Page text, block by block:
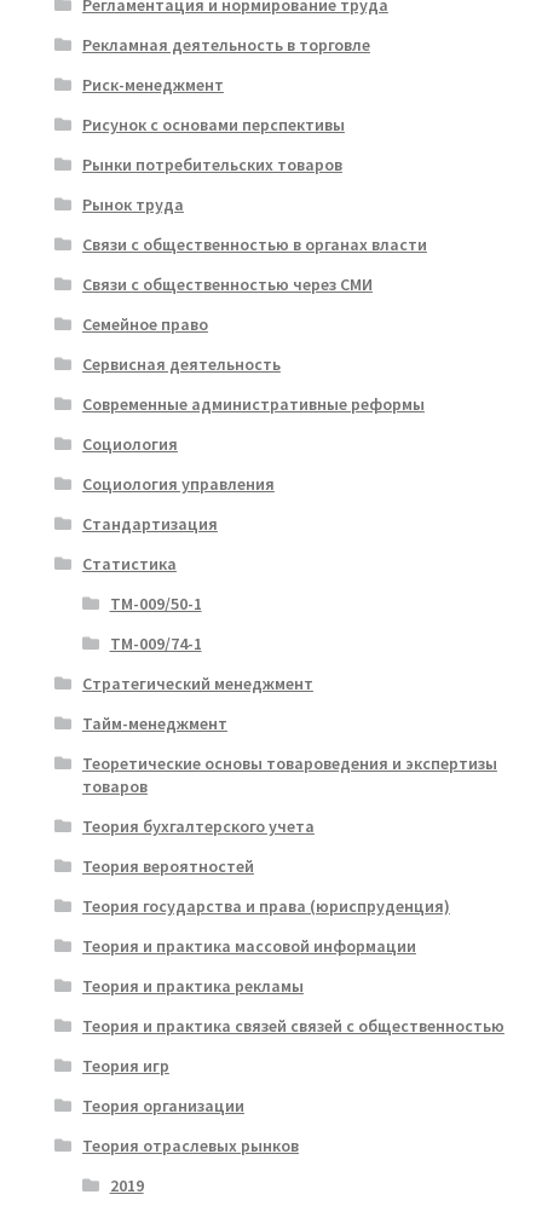
Рекламная деятельность в торговле
Риск-менеджмент
Рисунок с основами перспективы
Рынки потребительских товаров
Рынок труда
Связи с общественностью в органах власти
Связи с общественностью через СМИ
Семейное право
Сервисная деятельность
Современные административные реформы
Социология
Социология управления
Стандартизация
Статистика
ТМ-009/50-1
ТМ-009/74-1
Стратегический менеджмент
Тайм-менеджмент
Теоретические основы товароведения и экспертизы
товаров
Теория бухгалтерского учета
Теория вероятностей
Теория государства и права (юриспруденция)
Теория и практика массовой информации
Теория и практика рекламы
Теория и практика связей связей с общественностью
Теория игр
Теория организации
Теория отраслевых рынков
2019